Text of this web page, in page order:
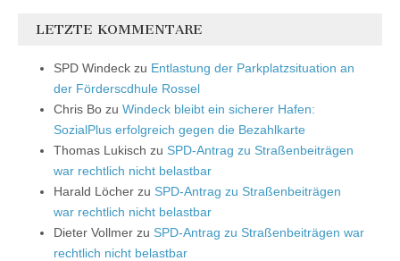
LETZTE KOMMENTARE
SPD Windeck zu Entlastung der Parkplatzsituation an
der Förderscdhule Rossel
Chris Bo zu Windeck bleibt ein sicherer Hafen:
SozialPlus erfolgreich gegen die Bezahlkarte
Thomas Lukisch zu SPD-Antrag zu Straßenbeiträgen
war rechtlich nicht belastbar
Harald Löcher zu SPD-Antrag zu Straßenbeiträgen
war rechtlich nicht belastbar
Dieter Vollmer zu SPD-Antrag zu Straßenbeiträgen war
rechtlich nicht belastbar